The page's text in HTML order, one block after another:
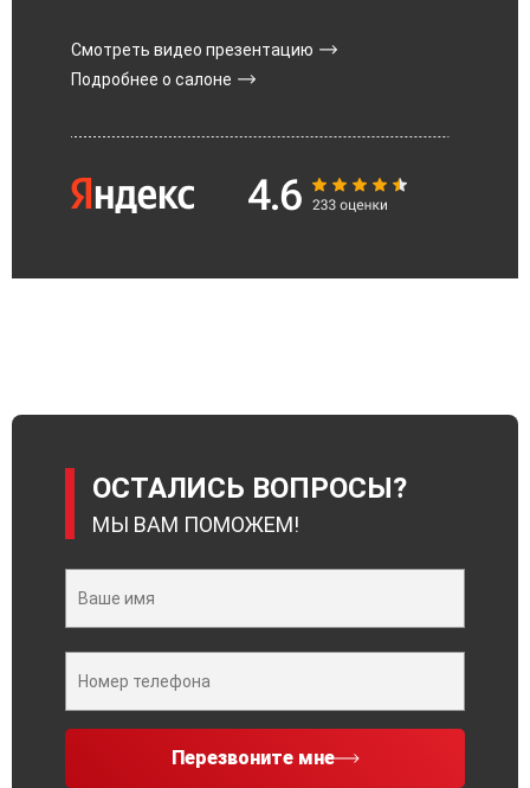
Смотреть видео презентацию
Подробнее о салоне
ОСТАЛИСЬ ВОПРОСЫ?
МЫ ВАМ ПОМОЖЕМ!
Перезвоните мне